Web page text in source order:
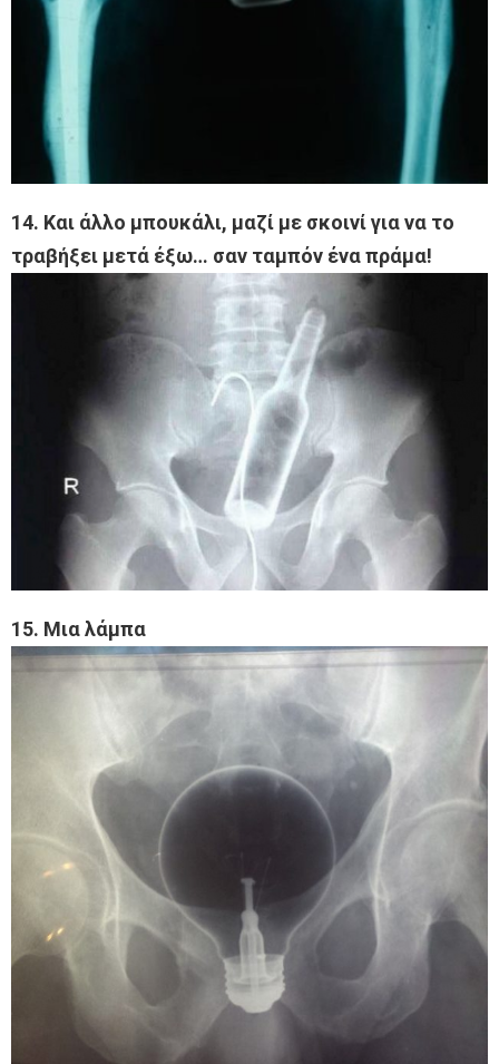
14. Και άλλο μπουκάλι, μαζί με σκοινί για να το
τραβήξει μετά έξω… σαν ταμπόν ένα πράμα!
15. Μια λάμπα